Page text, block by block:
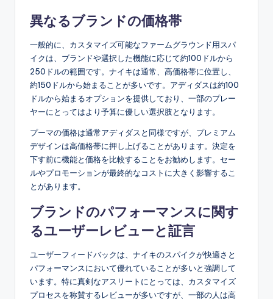
異なるブランドの価格帯
一般的に、カスタマイズ可能なファームグラウンド用スパ
イクは、ブランドや選択した機能に応じて約100ドルから
250ドルの範囲です。ナイキは通常、高価格帯に位置し、
約150ドルから始まることが多いです。アディダスは約100
ドルから始まるオプションを提供しており、一部のプレー
ヤーにとってはより予算に優しい選択肢となります。
プーマの価格は通常アディダスと同様ですが、プレミアム
デザインは高価格帯に押し上げることがあります。決定を
下す前に機能と価格を比較することをお勧めします。セー
ルやプロモーションが最終的なコストに大きく影響するこ
とがあります。
ブランドのパフォーマンスに関す
るユーザーレビューと証言
ユーザーフィードバックは、ナイキのスパイクが快適さと
パフォーマンスにおいて優れていることが多いと強調して
います。特に真剣なアスリートにとっては、カスタマイズ
プロセスを称賛するレビューが多いですが、一部の人は高